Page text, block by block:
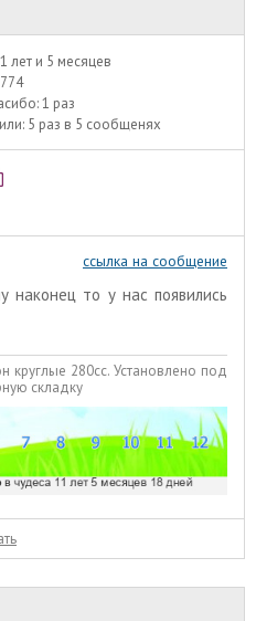
лет и 5 месяцев
774
1 раз
5 раз в 5 сообщенях
ссылка на сообщение
наконец то у нас появились
круглые 280сс. Установлено под
складку